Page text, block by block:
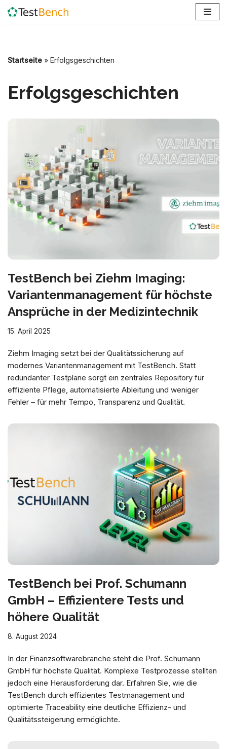
Startseite » Erfolgsgeschichten
Erfolgsgeschichten
TestBench bei Ziehm Imaging:
Variantenmanagement für höchste
Ansprüche in der Medizintechnik
15. April 2025
Ziehm Imaging setzt bei der Qualitätssicherung auf
modernes Variantenmanagement mit TestBench. Statt
redundanter Testpläne sorgt ein zentrales Repository für
effiziente Pflege, automatisierte Ableitung und weniger
Fehler – für mehr Tempo, Transparenz und Qualität.
TestBench bei Prof. Schumann
GmbH – Effizientere Tests und
höhere Qualität
8. August 2024
In der Finanzsoftwarebranche steht die Prof. Schumann
GmbH für höchste Qualität. Komplexe Testprozesse stellten
jedoch eine Herausforderung dar. Erfahren Sie, wie die
TestBench durch effizientes Testmanagement und
optimierte Traceability eine deutliche Effizienz- und
Qualitätssteigerung ermöglichte.